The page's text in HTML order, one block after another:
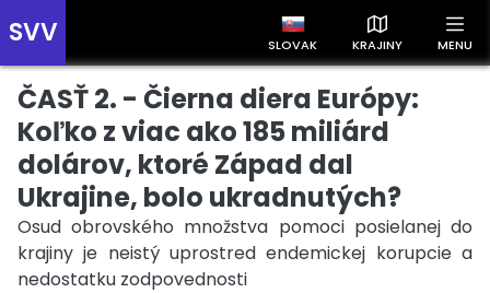
SVV SLOVAK KRAJINY MENU
Prehľad správ podľa krajín
Zobrazte si správy rozdelené podľa krajín a získajte rýchly
prehľad o dianí vo svete.
ČASŤ 2. - Čierna diera Európy:
Koľko z viac ako 185 miliárd
dolárov, ktoré Západ dal
Ukrajine, bolo ukradnutých?
Osud obrovského množstva pomoci posielanej do
krajiny je neistý uprostred endemickej korupcie a
nedostatku zodpovednosti